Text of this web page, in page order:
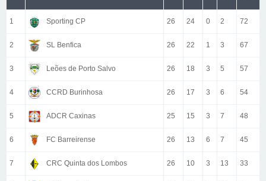
1 Sporting CP 26 24 0 2 72
2 SL Benfica 26 22 1 3 67
3 Leões de Porto Salvo 26 18 3 5 57
4 CCRD Burinhosa 26 17 3 6 54
5 ADCR Caxinas 25 15 3 7 48
6 FC Barreirense 26 13 6 7 45
7 CRC Quinta dos Lombos 26 10 3 13 33